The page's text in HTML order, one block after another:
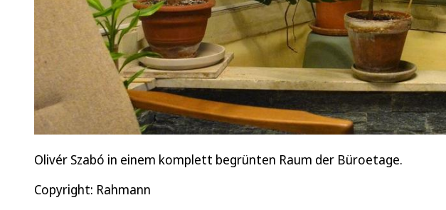
Olivér Szabó in einem komplett begrünten Raum der Büroetage.
Copyright: Rahmann